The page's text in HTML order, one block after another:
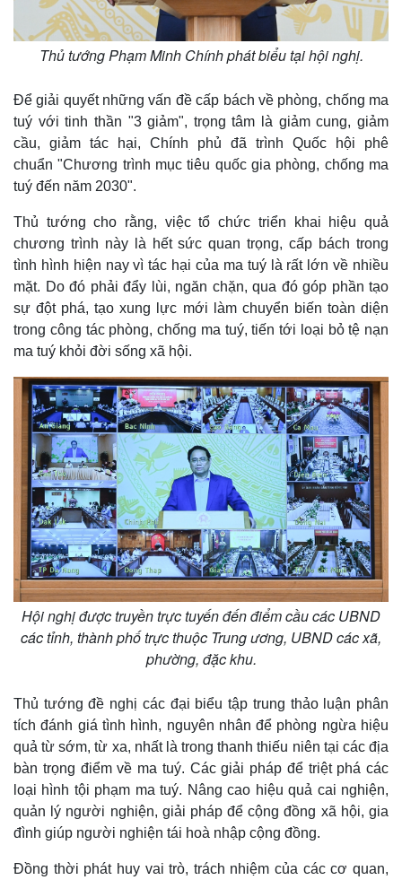
Kinh tế
Bất động sản
Khởi nghiệp
Thị trường
Giá vàng
Tiêu dùng
Tỷ giá
Chứng khoán
Giá cà phê
Thủ tướng Phạm Minh Chính phát biểu tại hội nghị.
Để giải quyết những vấn đề cấp bách về phòng, chống ma
tuý với tinh thần "3 giảm", trọng tâm là giảm cung, giảm
cầu, giảm tác hại, Chính phủ đã trình Quốc hội phê
chuẩn "Chương trình mục tiêu quốc gia phòng, chống ma
tuý đến năm 2030".
Thủ tướng cho rằng, việc tổ chức triển khai hiệu quả
chương trình này là hết sức quan trọng, cấp bách trong
tình hình hiện nay vì tác hại của ma tuý là rất lớn về nhiều
mặt. Do đó phải đẩy lùi, ngăn chặn, qua đó góp phần tạo
sự đột phá, tạo xung lực mới làm chuyển biến toàn diện
trong công tác phòng, chống ma tuý, tiến tới loại bỏ tệ nạn
ma tuý khỏi đời sống xã hội.
Hội nghị được truyền trực tuyến đến điểm cầu các UBND
các tỉnh, thành phố trực thuộc Trung ương, UBND các xã,
phường, đặc khu.
Thủ tướng đề nghị các đại biểu tập trung thảo luận phân
tích đánh giá tình hình, nguyên nhân để phòng ngừa hiệu
quả từ sớm, từ xa, nhất là trong thanh thiếu niên tại các địa
bàn trọng điểm về ma tuý. Các giải pháp để triệt phá các
loại hình tội phạm ma tuý. Nâng cao hiệu quả cai nghiện,
quản lý người nghiện, giải pháp để cộng đồng xã hội, gia
đình giúp người nghiện tái hoà nhập cộng đồng.
Đồng thời phát huy vai trò, trách nhiệm của các cơ quan,